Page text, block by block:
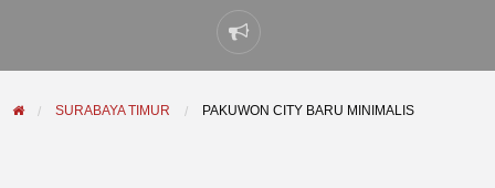
Laporkan
masalah
SURABAYA TIMUR PAKUWON CITY BARU MINIMALIS